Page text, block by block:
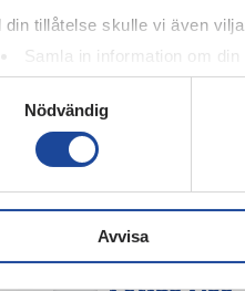
din tillåtelse skulle vi även
Samla in information om
Identifiera din enhet genom
på mer om hur dina
dra tillbaka ditt samtycke när
enhetsidentifierare för
sociala medier och annons-
Nödvändig
Avvisa